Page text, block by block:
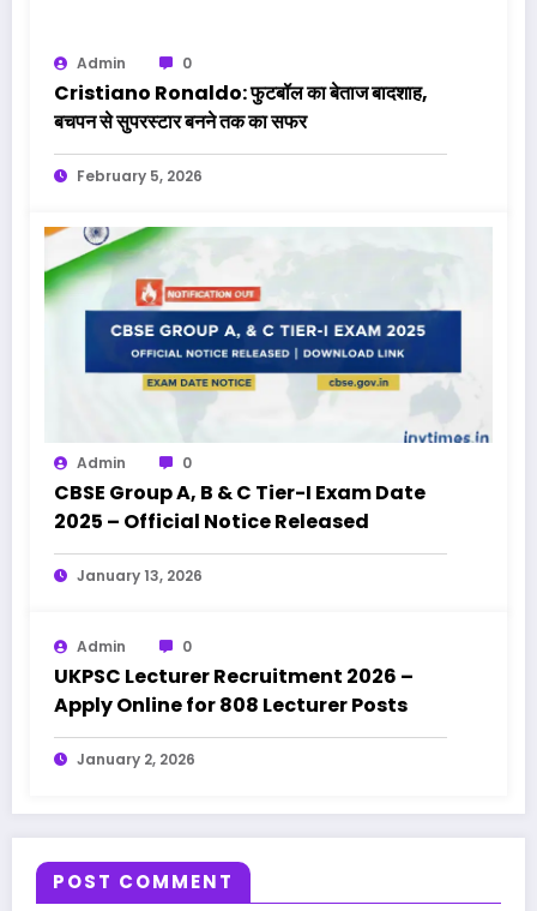
Admin 0
Cristiano Ronaldo: फुटबॉल का बेताज बादशाह,
बचपन से सुपरस्टार बनने तक का सफर
February 5, 2026
Admin 0
CBSE Group A, B & C Tier-I Exam Date
2025 – Official Notice Released
January 13, 2026
Admin 0
UKPSC Lecturer Recruitment 2026 –
Apply Online for 808 Lecturer Posts
January 2, 2026
POST COMMENT